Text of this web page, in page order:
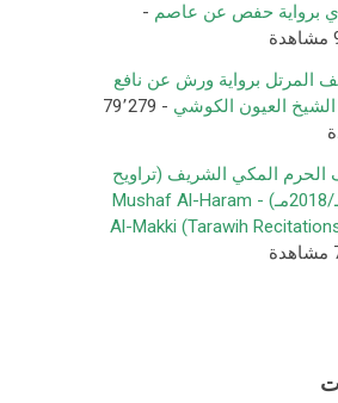
برواية حفص عن عاصم -
المرتل برواية ورش عن نافع
العيون الكوشي
- 79٬279
المكي الشريف (تراويح
1439هـ/2018مـ) - Mushaf Al-Haram
Al-Makki (Tarawih